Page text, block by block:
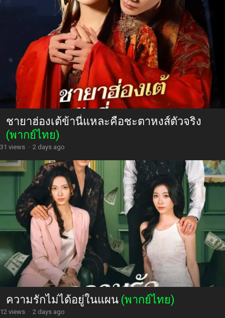
ชายาฮ่องเต้ข้านี่แหละคือชะตาหงส์ตัวจริง
(พากย์ไทย)
31 views · 2 days ago
ความรักไม่ได้อยู่ในแผน (พากย์ไทย)
12 views · 2 days ago